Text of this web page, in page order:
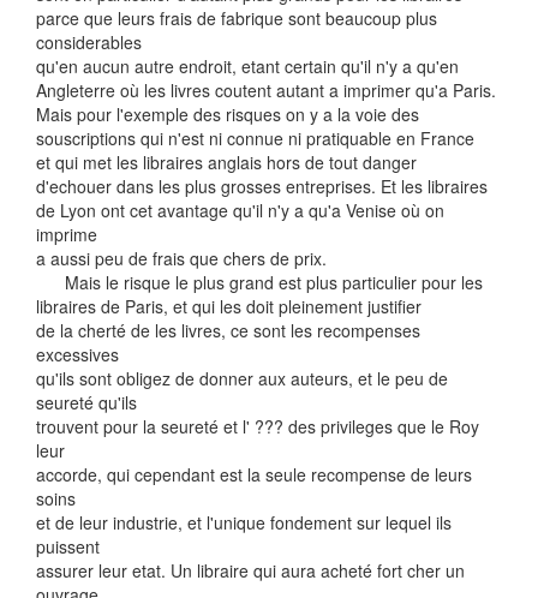
parce que leurs frais de fabrique sont beaucoup plus
considerables
qu'en aucun autre endroit, etant certain qu'il n'y a qu'en
Angleterre où les livres coutent autant a imprimer qu'a Paris.
Mais pour l'exemple des risques on y a la voie des
souscriptions qui n'est ni connue ni pratiquable en France
et qui met les libraires anglais hors de tout danger
d'echouer dans les plus grosses entreprises. Et les libraires
de Lyon ont cet avantage qu'il n'y a qu'a Venise où on
imprime
a aussi peu de frais que chers de prix.
Mais le risque le plus grand est plus particulier pour les
libraires de Paris, et qui les doit pleinement justifier
de la cherté de les livres, ce sont les recompenses
excessives
qu'ils sont obligez de donner aux auteurs, et le peu de
seureté qu'ils
trouvent pour la seureté et l' ??? des privileges que le Roy
leur
accorde, qui cependant est la seule recompense de leurs
soins
et de leur industrie, et l'unique fondement sur lequel ils
puissent
assurer leur etat. Un libraire qui aura acheté fort cher un